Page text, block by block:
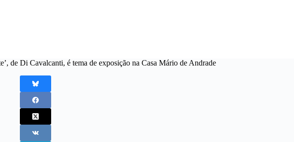
de Di Cavalcanti, é tema de exposição na Casa Mário de Andrade